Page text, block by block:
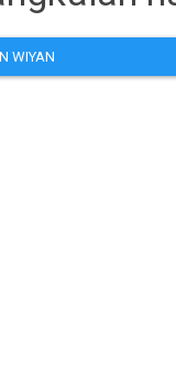
WIYAN